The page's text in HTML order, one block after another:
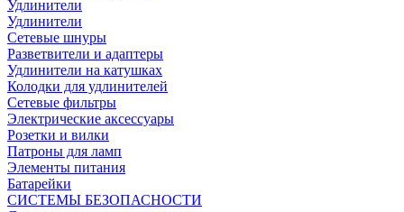
Удлинители
Удлинители
Сетевые шнуры
Разветвители и адаптеры
Удлинители на катушках
Колодки для удлинителей
Сетевые фильтры
Электрические аксессуары
Розетки и вилки
Патроны для ламп
Элементы питания
Батарейки
СИСТЕМЫ БЕЗОПАСНОСТИ